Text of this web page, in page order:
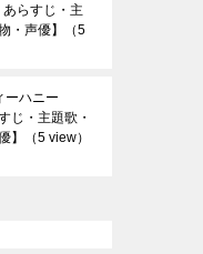
らすじ・主
・声優】
（5
ーハニー
じ・主題歌・
】
（5 view）